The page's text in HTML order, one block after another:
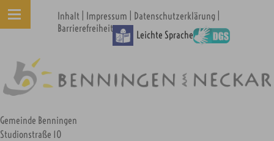
Leichte Sprache
Inhalt Impressum Datenschutzerklärung
Barrierefreiheit
Gemeinde Benningen
Studionstraße 10